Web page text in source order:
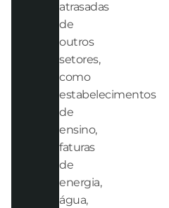
atrasadas
de
outros
setores,
como
estabelecimentos
de
ensino,
faturas
de
energia,
água,